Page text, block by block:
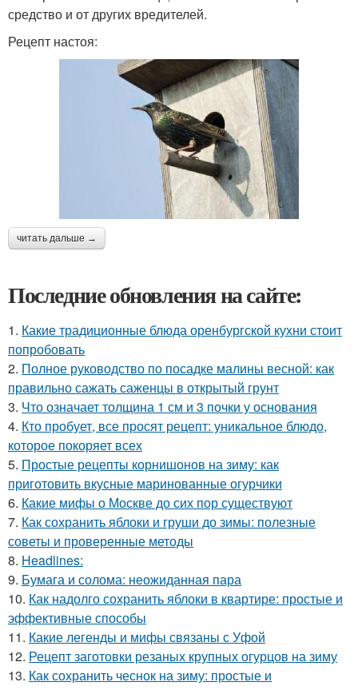
средство и от других вредителей.
Рецепт настоя:
читать дальше →
Последние обновления на сайте:
1. Какие традиционные блюда оренбургской кухни стоит
попробовать
2. Полное руководство по посадке малины весной: как
правильно сажать саженцы в открытый грунт
3. Что означает толщина 1 см и 3 почки у основания
4. Кто пробует, все просят рецепт: уникальное блюдо,
которое покоряет всех
5. Простые рецепты корнишонов на зиму: как
приготовить вкусные маринованные огурчики
6. Какие мифы о Москве до сих пор существуют
7. Как сохранить яблоки и груши до зимы: полезные
советы и проверенные методы
8. Headlines:
9. Бумага и солома: неожиданная пара
10. Как надолго сохранить яблоки в квартире: простые и
эффективные способы
11. Какие легенды и мифы связаны с Уфой
12. Рецепт заготовки резаных крупных огурцов на зиму
13. Как сохранить чеснок на зиму: простые и